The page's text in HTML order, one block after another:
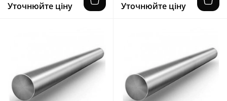
Уточнюйте ціну Уточнюйте ціну